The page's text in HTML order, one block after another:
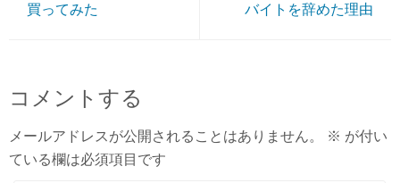
買ってみた
バイトを辞めた理由
コメントする
メールアドレスが公開されることはありません。 ※ が付い
ている欄は必須項目です